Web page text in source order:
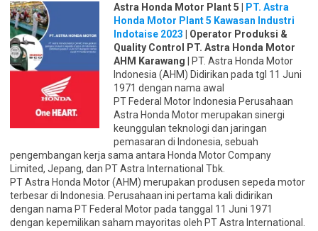
Astra Honda Motor Plant 5 |
PT. Astra
Honda Motor Plant 5 Kawasan Industri
Indotaise 2023 | Operator Produksi &
Quality Control PT. Astra Honda Motor
AHM Karawang | PT. Astra Honda Motor
Indonesia (AHM) Didirikan pada tgl 11 Juni
1971 dengan nama awal
PT Federal Motor Indonesia Perusahaan
Astra Honda Motor merupakan sinergi
keunggulan teknologi dan jaringan
pemasaran di Indonesia, sebuah
pengembangan kerja sama antara Honda Motor Company
Limited, Jepang, dan PT Astra International Tbk.
PT Astra Honda Motor (AHM) merupakan produsen sepeda motor
terbesar di Indonesia. Perusahaan ini pertama kali didirikan
dengan nama PT Federal Motor pada tanggal 11 Juni 1971
dengan kepemilikan saham mayoritas oleh PT Astra International.